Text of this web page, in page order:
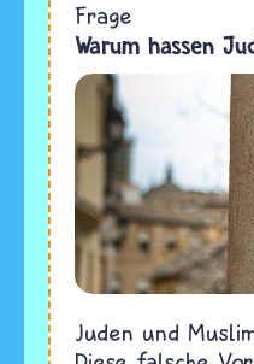
Frage
Warum hassen
Juden und